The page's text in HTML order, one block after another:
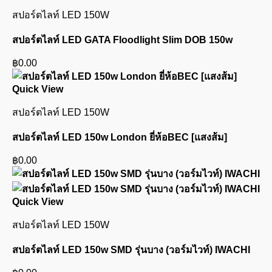
สปอร์ตไลท์ LED 150W
สปอร์ตไลท์ LED GATA Floodlight Slim DOB 150w
฿0.00
Quick View
สปอร์ตไลท์ LED 150W
สปอร์ตไลท์ LED 150w London ยี่ห้อBEC [แสงส้ม]
฿0.00
Quick View
สปอร์ตไลท์ LED 150W
สปอร์ตไลท์ LED 150w SMD รุ่นบาง (วอร์มไวท์) IWACHI